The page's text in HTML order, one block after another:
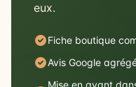
eux.
Fiche boutique
Avis Google
Mise en avant